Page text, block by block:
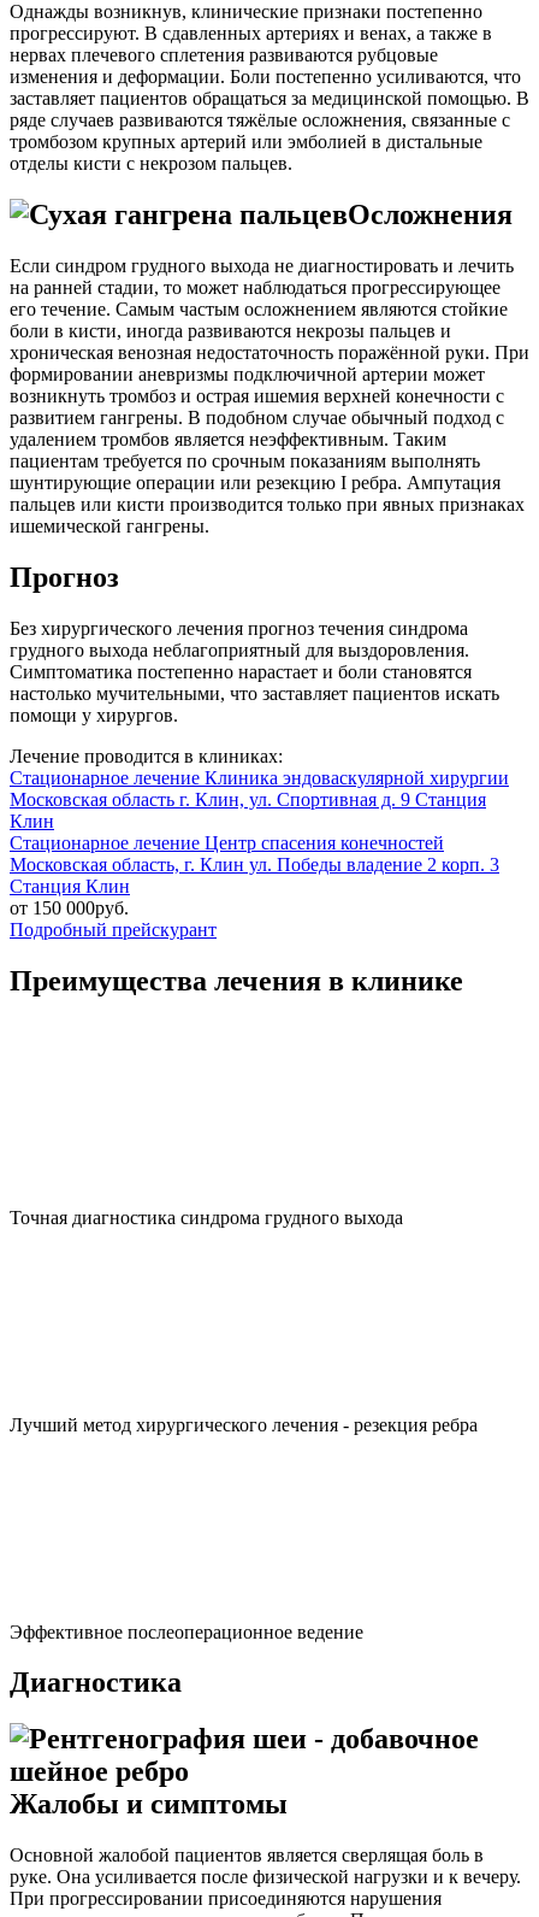
Однажды возникнув, клинические признаки постепенно
прогрессируют. В сдавленных артериях и венах, а также в
нервах плечевого сплетения развиваются рубцовые
изменения и деформации. Боли постепенно усиливаются, что
заставляет пациентов обращаться за медицинской помощью. В
ряде случаев развиваются тяжёлые осложнения, связанные с
тромбозом крупных артерий или эмболией в дистальные
отделы кисти с некрозом пальцев.
Осложнения
Если синдром грудного выхода не диагностировать и лечить
на ранней стадии, то может наблюдаться прогрессирующее
его течение. Самым частым осложнением являются стойкие
боли в кисти, иногда развиваются некрозы пальцев и
хроническая венозная недостаточность поражённой руки. При
формировании аневризмы подключичной артерии может
возникнуть тромбоз и острая ишемия верхней конечности с
развитием гангрены. В подобном случае обычный подход с
удалением тромбов является неэффективным. Таким
пациентам требуется по срочным показаниям выполнять
шунтирующие операции или резекцию I ребра. Ампутация
пальцев или кисти производится только при явных признаках
ишемической гангрены.
Прогноз
Без хирургического лечения прогноз течения синдрома
грудного выхода неблагоприятный для выздоровления.
Симптоматика постепенно нарастает и боли становятся
настолько мучительными, что заставляет пациентов искать
помощи у хирургов.
Лечение проводится в клиниках:
Стационарное лечение Клиника эндоваскулярной хирургии
Московская область г. Клин, ул. Спортивная д. 9 Станция
Клин
Стационарное лечение Центр спасения конечностей
Московская область, г. Клин ул. Победы владение 2 корп. 3
Станция Клин
от 150 000руб.
Подробный прейскурант
Преимущества лечения в клинике
Точная диагностика синдрома грудного выхода
Лучший метод хирургического лечения - резекция ребра
Эффективное послеоперационное ведение
Диагностика
Жалобы и симптомы
Основной жалобой пациентов является сверлящая боль в
руке. Она усиливается после физической нагрузки и к вечеру.
При прогрессировании присоединяются нарушения